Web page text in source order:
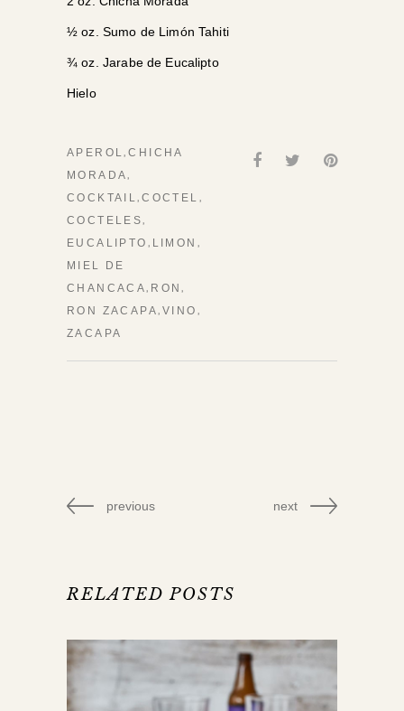
½ oz. Sumo de Limón Tahiti
¾ oz. Jarabe de Eucalipto
Hielo
APEROL,CHICHA
MORADA,
COCKTAIL,COCTEL ,
COCTELES,
EUCALIPTO , LIMON ,
MIEL DE
CHANCACA, RON,
RON ZACAPA, VINO ,
ZACAPA
previous next
RELATED POSTS